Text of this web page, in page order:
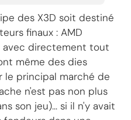
des X3D soit destiné
finaux : AMD
avec directement tout
même des dies
le principal marché de
n'est pas non plus
son jeu)... si il n'y avait